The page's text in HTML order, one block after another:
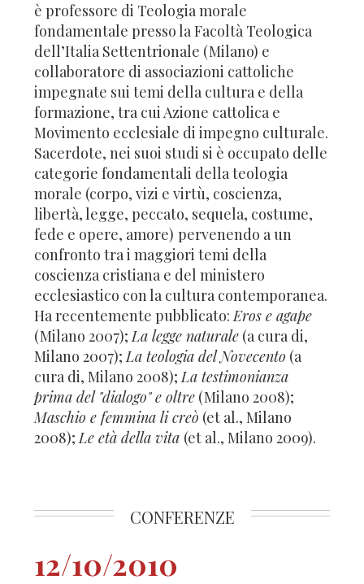
è professore di Teologia morale
fondamentale presso la Facoltà Teologica
dell’Italia Settentrionale (Milano) e
collaboratore di associazioni cattoliche
impegnate sui temi della cultura e della
formazione, tra cui Azione cattolica e
Movimento ecclesiale di impegno culturale.
Sacerdote, nei suoi studi si è occupato delle
categorie fondamentali della teologia
morale (corpo, vizi e virtù, coscienza,
libertà, legge, peccato, sequela, costume,
fede e opere, amore) pervenendo a un
confronto tra i maggiori temi della
coscienza cristiana e del ministero
ecclesiastico con la cultura contemporanea.
Ha recentemente pubblicato:Eros e agape
(Milano 2007);La legge naturale (a cura di,
Milano 2007);La teologia del Novecento (a
cura di, Milano 2008);La testimonianza
prima del "dialogo" e oltre (Milano 2008);
Maschio e femmina li creò (et al., Milano
2008);Le età della vita (et al., Milano 2009).
CONFERENZE
12/10/2010